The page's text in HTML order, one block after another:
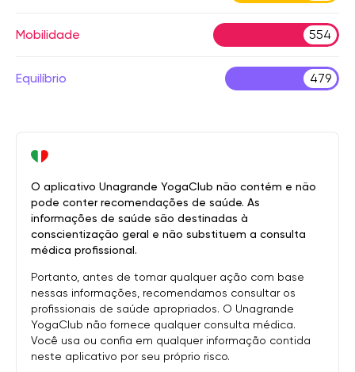
Mobilidade 554
Equilíbrio 479
O aplicativo Unagrande YogaClub não contém e não
pode conter recomendações de saúde. As
informações de saúde são destinadas à
conscientização geral e não substituem a consulta
médica profissional.
Portanto, antes de tomar qualquer ação com base
nessas informações, recomendamos consultar os
profissionais de saúde apropriados. O Unagrande
YogaClub não fornece qualquer consulta médica.
Você usa ou confia em qualquer informação contida
neste aplicativo por seu próprio risco.